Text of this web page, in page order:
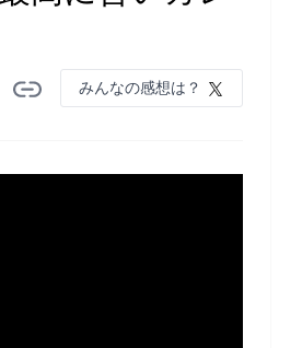
みんなの感想は？